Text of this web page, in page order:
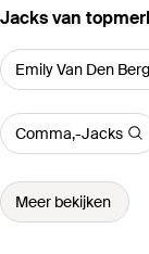
‪Jacks‬ van
Emily Van Den
Comma,-Jacks
Meer bekijken